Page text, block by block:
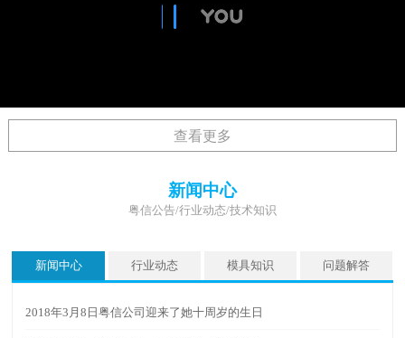
查看更多
新闻中心
粤信公告/行业动态/技术知识
新闻中心 行业动态 模具知识 问题解答
2018年3月8日粤信公司迎来了她十周岁的生日